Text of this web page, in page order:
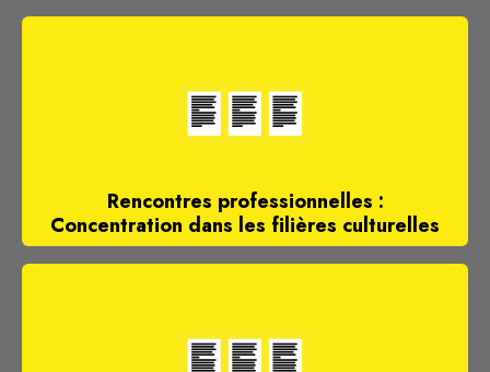
Rencontres professionnelles :
Concentration dans les filières culturelles